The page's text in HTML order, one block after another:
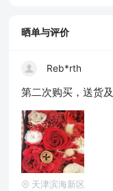
晒单与评价
Reb*rth
第二次购买，送货
天津滨海新区